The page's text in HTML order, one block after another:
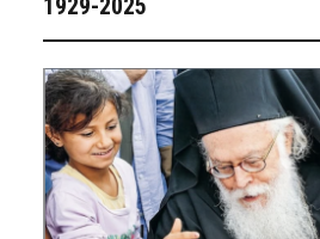
1929-2025